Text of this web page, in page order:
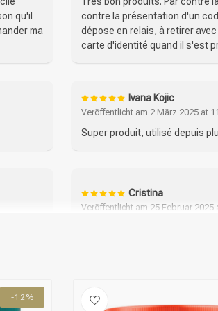
qu'il
ma
contre la présentation d'un
dépose en relais, à retirer
carte d'identité quand il s'est
Ivana Kojic
Veröffentlicht am 2 März 2025 at
Super produit, utilisé depuis
Cristina
Veröffentlicht am 25 Februar 2025
-12%